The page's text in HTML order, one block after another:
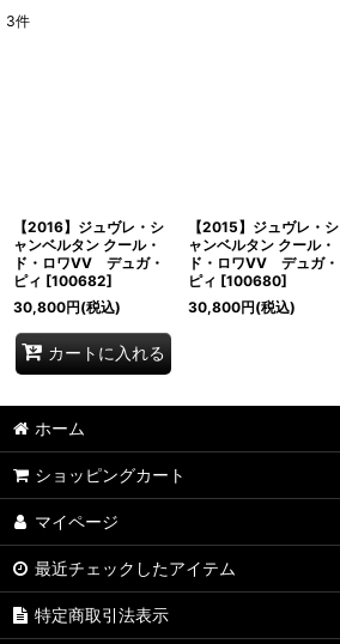
3件
【2016】ジュヴレ・シ
ャンベルタン クール・
ド・ロワVV デュガ・
ピィ [100682]
30,800円(税込)
カートに入れる
【2015】ジュヴレ・シ
ャンベルタン クール・
ド・ロワVV デュガ・
ピィ [100680]
30,800円(税込)
ホーム
ショッピングカート
マイページ
最近チェックしたアイテム
特定商取引法表示